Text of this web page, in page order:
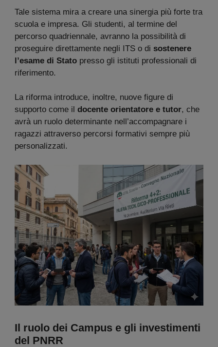
Tale sistema mira a creare una sinergia più forte tra
scuola e impresa. Gli studenti, al termine del
percorso quadriennale, avranno la possibilità di
proseguire direttamente negli ITS o di sostenere
l’esame di Stato presso gli istituti professionali di
riferimento.
La riforma introduce, inoltre, nuove figure di
supporto come il docente orientatore e tutor, che
avrà un ruolo determinante nell’accompagnare i
ragazzi attraverso percorsi formativi sempre più
personalizzati.
Il ruolo dei Campus e gli investimenti
del PNRR